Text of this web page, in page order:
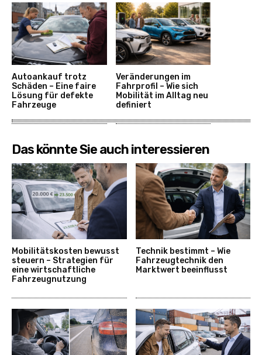
Autoankauf trotz
Schäden – Eine faire
Lösung für defekte
Fahrzeuge
Veränderungen im
Fahrprofil – Wie sich
Mobilität im Alltag neu
definiert
Das könnte Sie auch interessieren
Mobilitätskosten bewusst
steuern – Strategien für
eine wirtschaftliche
Fahrzeugnutzung
Technik bestimmt – Wie
Fahrzeugtechnik den
Marktwert beeinflusst